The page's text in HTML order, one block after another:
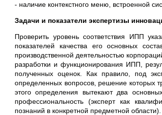
- наличие контекстного меню, встроенной
Задачи и показатели экспертизы
Проверить уровень соответствия ИПП
показателей качества его основных
производственной деятельностью
разработки и функционирования ИПП,
полученных оценок. Как правило, под
определенных вопросов, решение которых
этого определения вытекают два
профессиональность (эксперт как
познаний в конкретной предметной области).